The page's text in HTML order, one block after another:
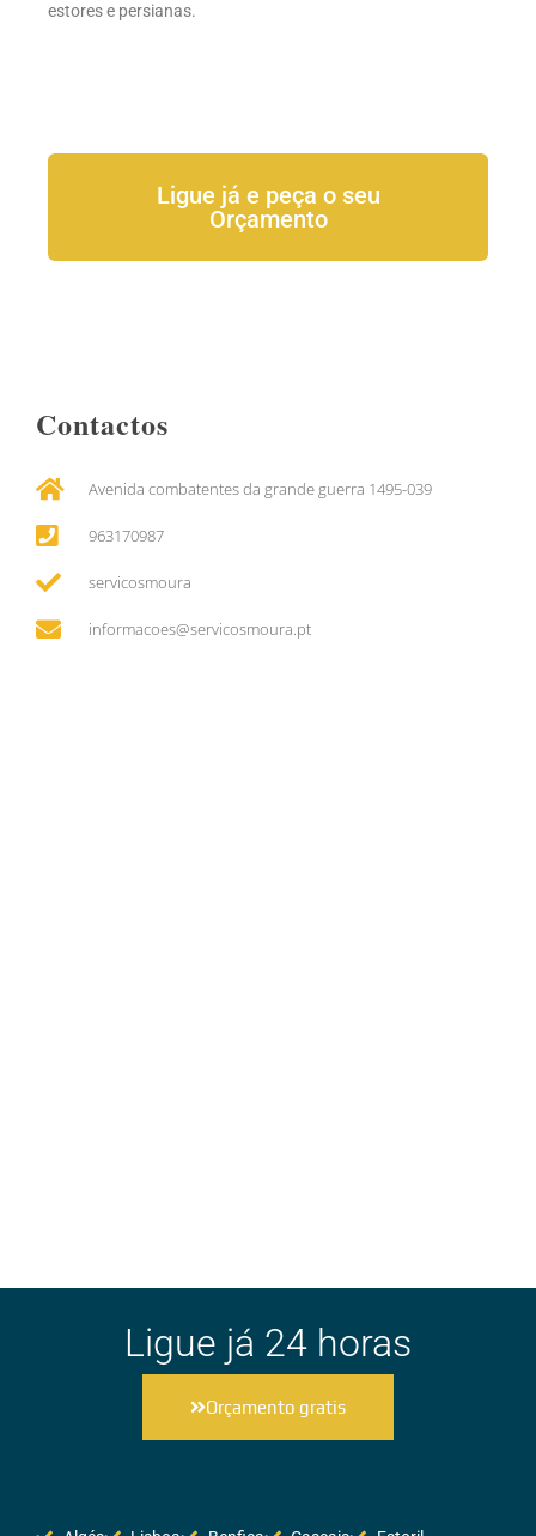
estores e persianas.
Ligue já e peça o seu
Orçamento
Contactos
Avenida combatentes da grande guerra 1495-039
963170987
servicosmoura
informacoes@servicosmoura.pt
Ligue já 24 horas
Orçamento gratis